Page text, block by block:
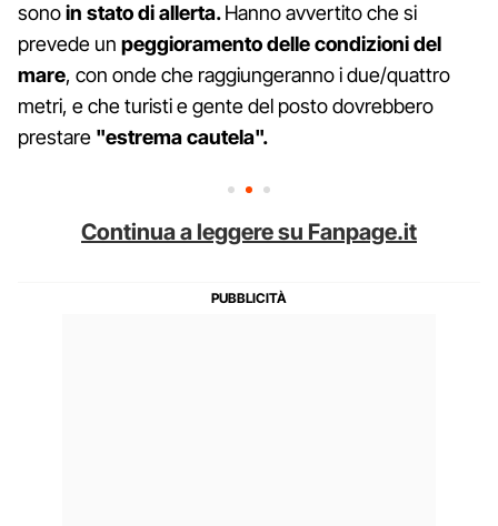
sonoin stato di allerta.Hanno avvertito che si
prevede un peggioramento delle condizioni del
mare, con onde che raggiungeranno i due/quattro
metri, e che turisti e gente del posto dovrebbero
prestare "estrema cautela".
Continua a leggere su Fanpage.it